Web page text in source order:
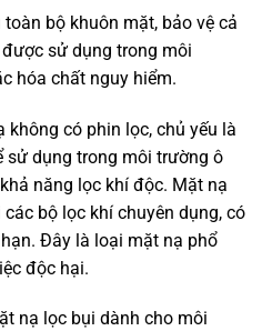
bộ khuôn mặt, bảo vệ cả
sử dụng trong môi
hóa chất nguy hiểm.
không có phin lọc, chủ yếu là
sử dụng trong môi trường ô
năng lọc khí độc. Mặt nạ
bộ lọc khí chuyên dụng, có
Đây là loại mặt nạ phổ
độc hại.
nạ lọc bụi dành cho môi